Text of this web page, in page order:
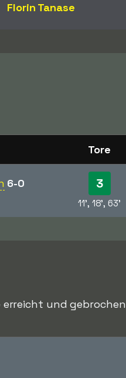
Florin Tanase
Tore
6-0 3
11', 18', 63'
erreicht und gebrochen